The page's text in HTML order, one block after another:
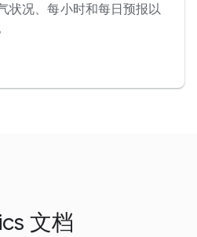
状况、每小时和每日预报以
文档